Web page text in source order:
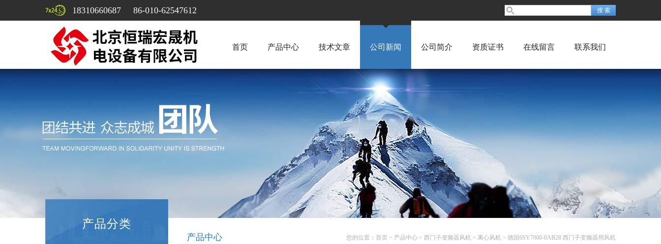
18310660687 86-010-62547612
首页 产品中心 技术文章 公司新闻 公司简介 资质证书 在线留言 联系我们
产品分类
您的位置： 首页 > 产品中心 > 西门子变频器风机 > 离心风机 > 德国6SY7000-0AB28 西门子变频器用风机
产品中心